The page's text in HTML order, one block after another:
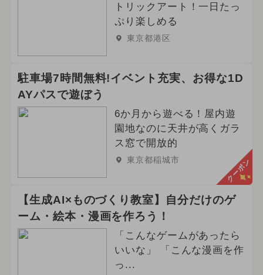
トリックアート！一日たっ
ぷり楽しめる
東京都港区
駐車場7時間無料!イベント充実、お得な1D
AYパスで遊ぼう
6か月から遊べる！屋内遊
園地なのに天井が高くガラ
ス窓で開放的
東京都稲城市 クーポン
【生成AI×ものづくり教室】自分だけのゲ
ーム・絵本・漫画を作ろう！
「こんなゲームがあったら
いいな」 「こんな漫画を作
っ...